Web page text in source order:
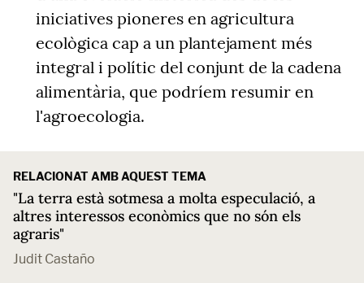
iniciatives pioneres en agricultura
ecològica cap a un plantejament més
integral i polític del conjunt de la cadena
alimentària, que podríem resumir en
l'agroecologia.
RELACIONAT AMB AQUEST TEMA
"La terra està sotmesa a molta especulació, a
altres interessos econòmics que no són els
agraris"
Judit Castaño